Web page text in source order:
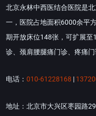
北京永林中西医结合医院是
一，医院占地面积6000余平
期开放床位148张，可扩展
诊、颈肩腰腿痛门诊、疼痛
电话： 010-61228168 |
地址：北京市大兴区枣园路